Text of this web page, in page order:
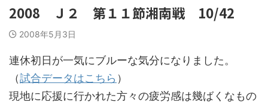
2008 Ｊ２ 第１１節湘南戦 10/42
2008年5月3日
連休初日が一気にブルーな気分になりました。
（試合データはこちら ）
現地に応援に行かれた方々の疲労感は幾ばくなもの